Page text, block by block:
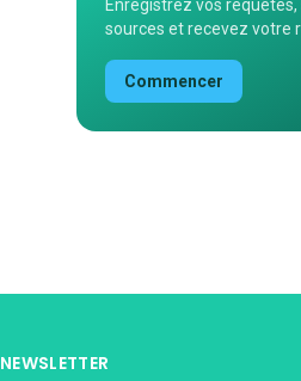
Enregistrez vos requêtes,
sources et recevez votre
Commencer
NEWSLETTER